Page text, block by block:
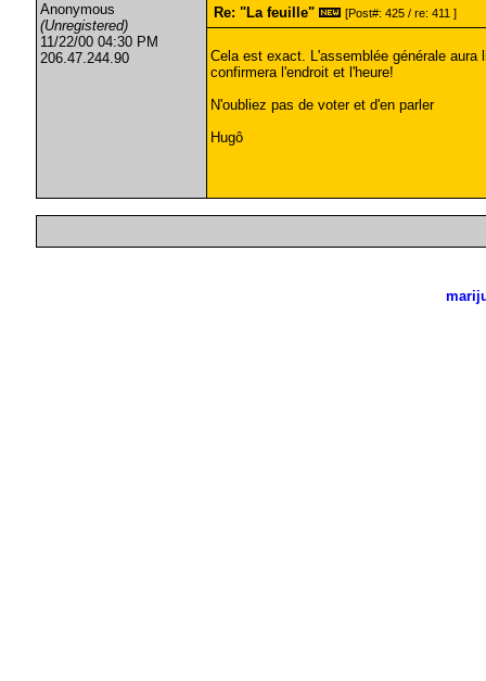
Anonymous
(Unregistered)
11/22/00 04:30 PM
206.47.244.90
Re: "La feuille" [Post#: 425 / re: 411 ]
Cela est exact. L'assemblée générale
confirmera l'endroit et l'heure!
N'oubliez pas de voter et d'en parler
Hugô